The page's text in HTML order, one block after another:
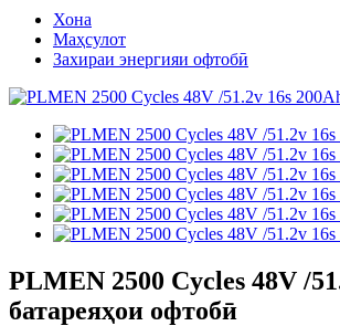
Хона
Маҳсулот
Захираи энергияи офтобӣ
PLMEN 2500 Cycles 48V /
батареяҳои офтобӣ